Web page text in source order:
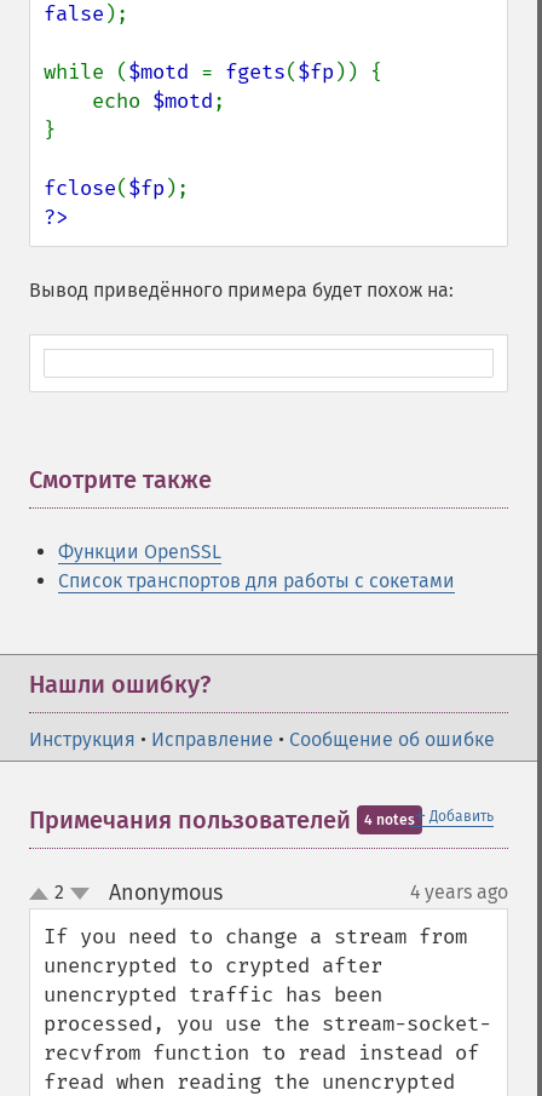
false );
while ($motd = fgets($fp )) {
    echo
$motd;
}
fclose($fp
?>
Вывод приведённого примера будет похож на:
Смотрите также
Функции OpenSSL
Список транспортов для работы с сокетами
Нашли ошибку?
Инструкция • Исправление • Сообщение об ошибке
＋ Добавить
Примечания пользователей 4 notes
up
down
2 Anonymous¶ 4 years ago
If you need to change a stream from
unencrypted to crypted after
unencrypted traffic has been
processed, you use the stream-socket-
recvfrom function to read instead of
fread when reading the unencrypted